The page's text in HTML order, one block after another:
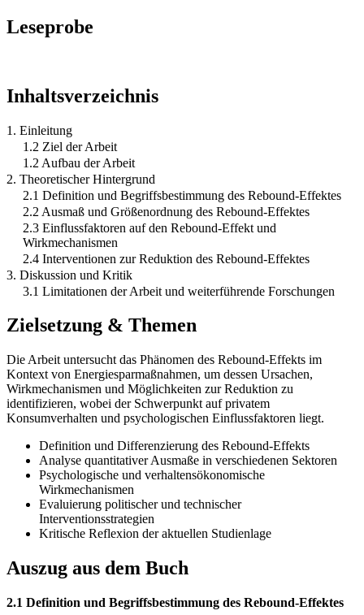
Leseprobe
Inhaltsverzeichnis
1. Einleitung
1.2 Ziel der Arbeit
1.2 Aufbau der Arbeit
2. Theoretischer Hintergrund
2.1 Definition und Begriffsbestimmung des Rebound-Effektes
2.2 Ausmaß und Größenordnung des Rebound-Effektes
2.3 Einflussfaktoren auf den Rebound-Effekt und
Wirkmechanismen
2.4 Interventionen zur Reduktion des Rebound-Effektes
3. Diskussion und Kritik
3.1 Limitationen der Arbeit und weiterführende Forschungen
Zielsetzung & Themen
Die Arbeit untersucht das Phänomen des Rebound-Effekts im
Kontext von Energiesparmaßnahmen, um dessen Ursachen,
Wirkmechanismen und Möglichkeiten zur Reduktion zu
identifizieren, wobei der Schwerpunkt auf privatem
Konsumverhalten und psychologischen Einflussfaktoren liegt.
Definition und Differenzierung des Rebound-Effekts
Analyse quantitativer Ausmaße in verschiedenen Sektoren
Psychologische und verhaltensökonomische
Wirkmechanismen
Evaluierung politischer und technischer
Interventionsstrategien
Kritische Reflexion der aktuellen Studienlage
Auszug aus dem Buch
2.1 Definition und Begriffsbestimmung des Rebound-Effektes